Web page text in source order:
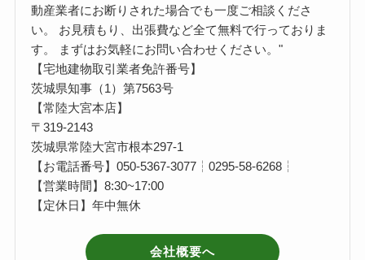
動産業者にお断りされた場合でも一度ご相談くださ
い。 お見積もり、出張費など全て無料で行っておりま
す。 まずはお気軽にお問い合わせください。"
【宅地建物取引業者免許番号】
茨城県知事（1）第7563号
【常陸大宮本店】
〒319-2143
茨城県常陸大宮市根本297-1
【お電話番号】050-5367-3077┆0295-58-6268┆
【営業時間】8:30~17:00
【定休日】年中無休
会社概要へ